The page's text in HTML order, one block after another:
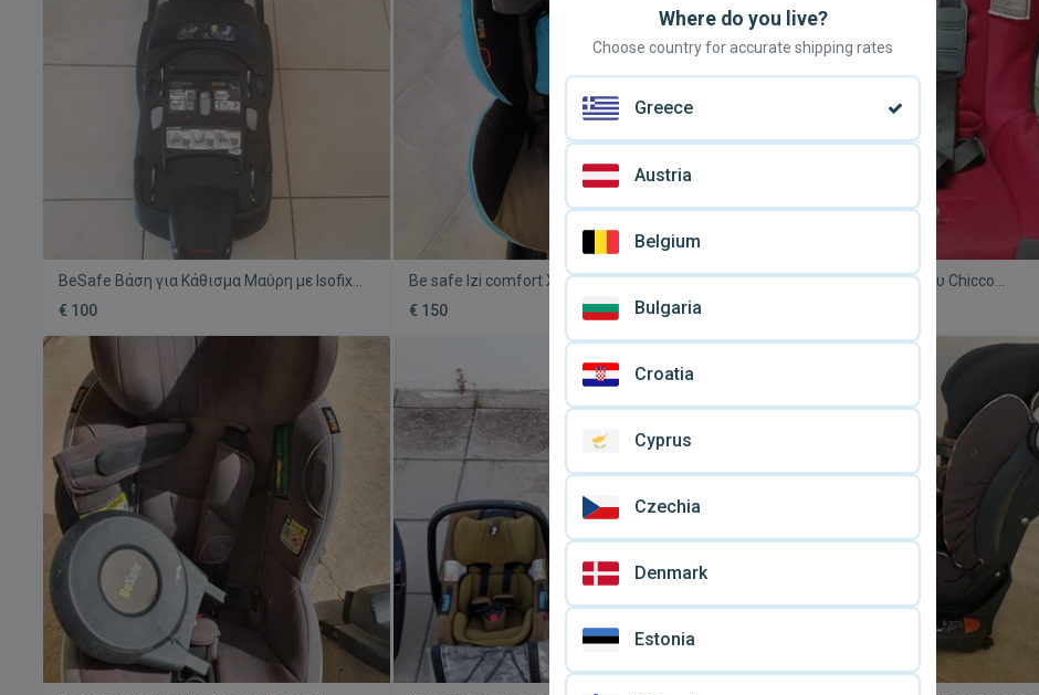
BeSafe Βάση για Κάθισμα Μαύρη με Isofix
μεταχειρισμένη, I-Size Modular
€ 100
Be safe Izi comfort X3 Isofix παιδικό
κάθισμα μεταχειρισμένο 9-18kg
€ 150
Καθίσματακι αυτοκινήτου Chicco
Where do you live?
Choose country for accurate shipping rates
Greece
Austria
Belgium
Bulgaria
Croatia
Cyprus
Czechia
Denmark
Estonia